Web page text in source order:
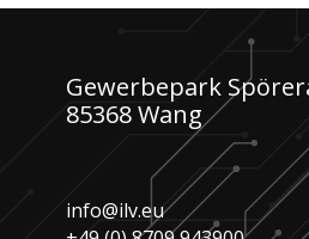
Gewerbepark
85368 Wang
info@ilv.eu